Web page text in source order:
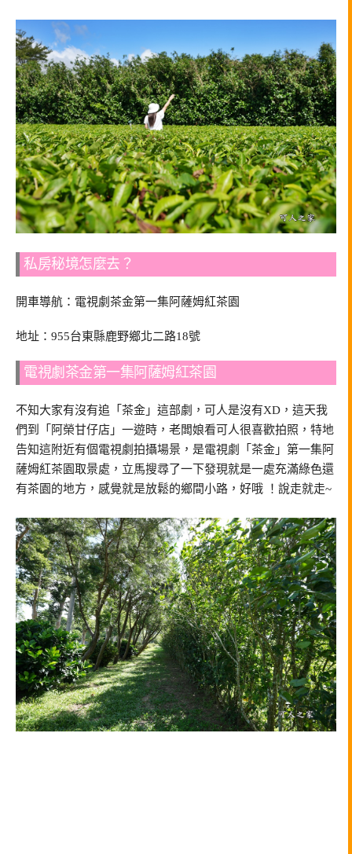
私房秘境怎麼去？
開車導航：電視劇茶金第一集阿薩姆紅茶園
地址：955台東縣鹿野鄉北二路18號
電視劇茶金第一集阿薩姆紅茶園
不知大家有沒有追「茶金」這部劇，可人是沒有XD，這天我
們到「阿榮甘仔店」一遊時，老闆娘看可人很喜歡拍照，特地
告知這附近有個電視劇拍攝場景，是電視劇「茶金」第一集阿
薩姆紅茶園取景處，立馬搜尋了一下發現就是一處充滿綠色還
有茶園的地方，感覺就是放鬆的鄉間小路，好哦 ！說走就走~